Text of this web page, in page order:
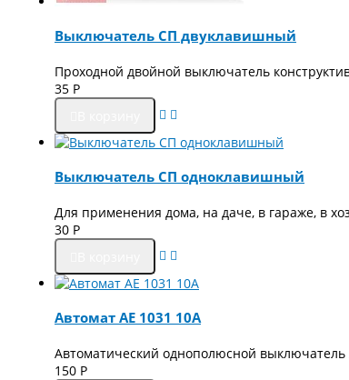
Выключатель СП двуклавишный
Проходной двойной выключатель
35 Р
Выключатель СП одноклавишный
Для применения дома, на даче, в гараже, в
30 Р
Автомат АЕ 1031 10А
Автоматический однополюсной выключатель
150 Р